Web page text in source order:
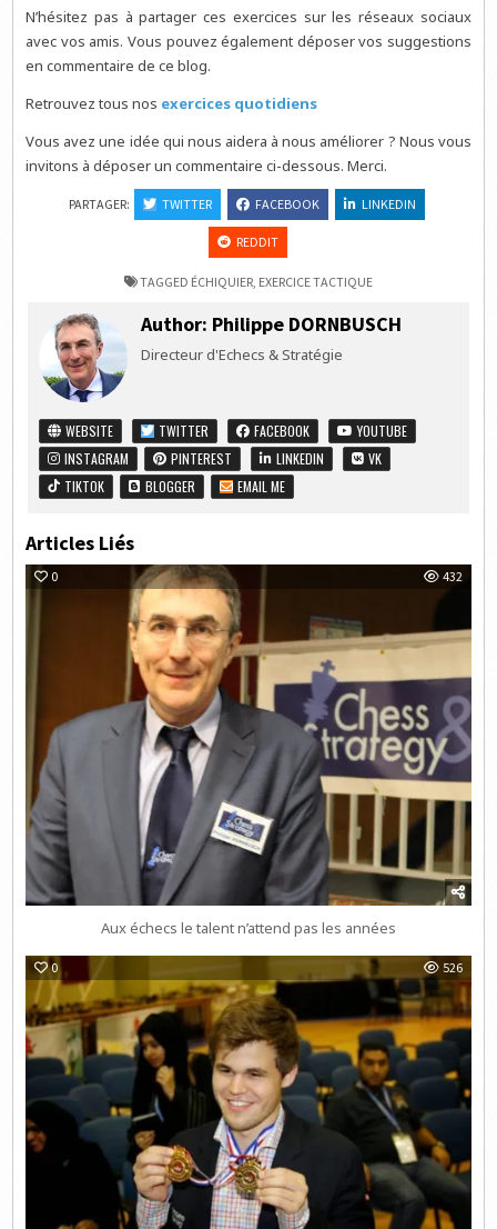
N’hésitez pas à partager ces exercices sur les réseaux sociaux
avec vos amis. Vous pouvez également déposer vos suggestions
en commentaire de ce blog.
Retrouvez tous nos exercices quotidiens
Vous avez une idée qui nous aidera à nous améliorer ? Nous vous
invitons à déposer un commentaire ci-dessous. Merci.
PARTAGER: TWITTER FACEBOOK LINKEDIN
REDDIT
TAGGED ÉCHIQUIER, EXERCICE TACTIQUE
Author: Philippe DORNBUSCH
Directeur d'Echecs & Stratégie
WEBSITE TWITTER FACEBOOK
YOUTUBE
INSTAGRAM
PINTEREST LINKEDIN
VK
TIKTOK
BLOGGER EMAIL ME
Articles Liés
0 432
Aux échecs le talent n’attend pas les années
0 526